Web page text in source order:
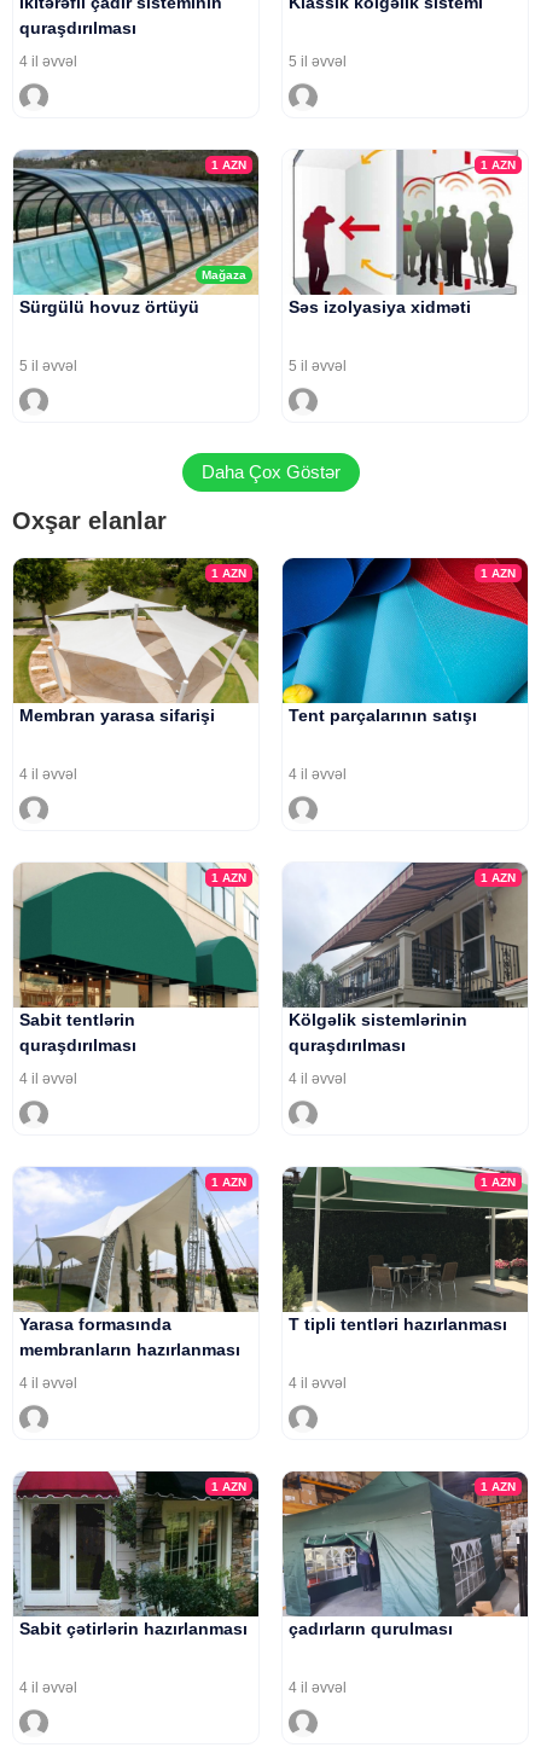
quraşdırılması
4 il əvvəl 5 il əvvəl
Mağaza
1AZN
Sürgülü hovuz örtüyü
5 il əvvəl
1 AZN
Səs izolyasiya xidməti
5 il əvvəl
Daha Çox Göstər
Oxşar elanlar
1AZN
Membran yarasa sifarişi
4 il əvvəl
1 AZN
Tent parçalarının satışı
4 il əvvəl
1AZN
Sabit tentlərin
quraşdırılması
4 il əvvəl
1 AZN
Kölgəlik sistemlərinin
quraşdırılması
4 il əvvəl
1AZN
Yarasa formasında
membranların hazırlanması
4 il əvvəl
1 AZN
T tipli tentləri hazırlanması
4 il əvvəl
1AZN
Sabit çətirlərin hazırlanması
4 il əvvəl
1 AZN
çadırların qurulması
4 il əvvəl